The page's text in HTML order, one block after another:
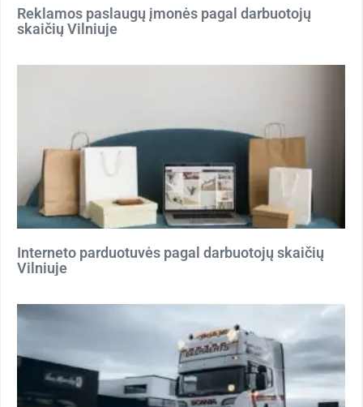
Reklamos paslaugų įmonės pagal darbuotojų
skaičių Vilniuje
Interneto parduotuvės pagal darbuotojų skaičių
Vilniuje